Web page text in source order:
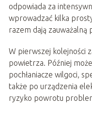
odpowiada za
wprowadzać kilka
razem dają zauważalną
W pierwszej kolejności
powietrza. Później
pochłaniacze wilgoci,
także po urządzenia
ryzyko powrotu